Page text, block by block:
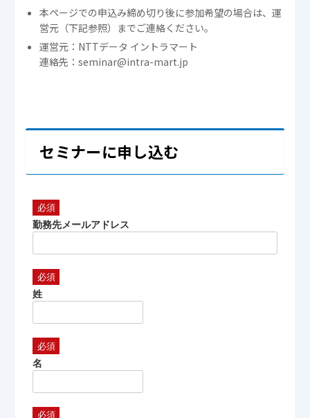
本ページでの申込み締め切り後に参加希望の場合は、運
営元（下記参照）までご連絡ください。
運営元：NTTデータ イントラマート
連絡先：seminar@intra-mart.jp
セミナーに申し込む
勤務先メールアドレス
姓
名